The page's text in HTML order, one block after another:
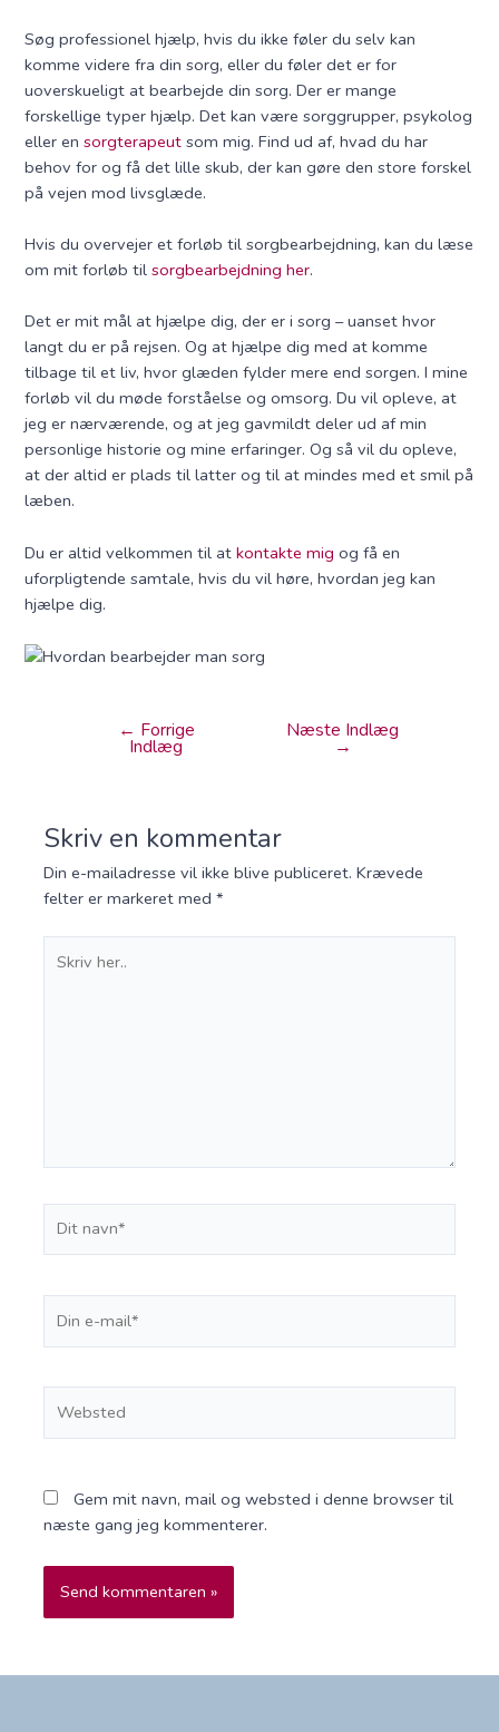
Søg professionel hjælp, hvis du ikke føler du selv kan
komme videre fra din sorg, eller du føler det er for
uoverskueligt at bearbejde din sorg. Der er mange
forskellige typer hjælp. Det kan være sorggrupper, psykolog
eller ensorgterapeutsom mig. Find ud af, hvad du har
behov for og få det lille skub, der kan gøre den store forskel
på vejen mod livsglæde.
Hvis du overvejer et forløb til sorgbearbejdning, kan du læse
om mit forløb tilsorgbearbejdning her.
Det er mit mål at hjælpe dig, der er i sorg – uanset hvor
langt du er på rejsen. Og at hjælpe dig med at komme
tilbage til et liv, hvor glæden fylder mere end sorgen. I mine
forløb vil du møde forståelse og omsorg. Du vil opleve, at
jeg er nærværende, og at jeg gavmildt deler ud af min
personlige historie og mine erfaringer. Og så vil du opleve,
at der altid er plads til latter og til at mindes med et smil på
læben.
Du er altid velkommen til atkontakte mig og få en
uforpligtende samtale, hvis du vil høre, hvordan jeg kan
hjælpe dig.
← Forrige
Indlæg
Næste Indlæg
→
Skriv en kommentar
Din e-mailadresse vil ikke blive publiceret. Krævede
felter er markeret med*
her..
navn*
e-
Gem mit navn, mail og websted i denne browser til
næste gang jeg kommenterer.